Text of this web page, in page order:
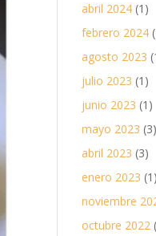
abril 2024 (1)
febrero 2024
agosto 2023
julio 2023 (1)
junio 2023 (1)
mayo 2023 (3)
abril 2023 (3)
enero 2023 (1)
noviembre
octubre 2022